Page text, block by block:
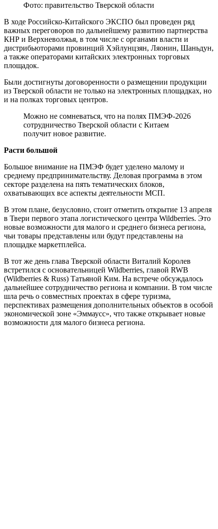
Фото: правительство Тверской области
В ходе Российско-Китайского ЭКСПО был проведен ряд
важных переговоров по дальнейшему развитию партнерства
КНР и Верхневолжья, в том числе с органами власти и
дистрибьюторами провинций Хэйлунцзян, Ляонин, Шаньдун,
а также операторами китайских электронных торговых
площадок.
Были достигнуты договоренности о размещении продукции
из Тверской области не только на электронных площадках, но
и на полках торговых центров.
Можно не сомневаться, что на полях ПМЭФ-2026
сотрудничество Тверской области с Китаем
получит новое развитие.
Расти большой
Большое внимание на ПМЭФ будет уделено малому и
среднему предпринимательству. Деловая программа в этом
секторе разделена на пять тематических блоков,
охватывающих все аспекты деятельности МСП.
В этом плане, безусловно, стоит отметить открытие 13 апреля
в Твери первого этапа логистического центра Wildberries. Это
новые возможности для малого и среднего бизнеса региона,
чьи товары представлены или будут представлены на
площадке маркетплейса.
В тот же день глава Тверской области Виталий Королев
встретился с основательницей Wildberries, главой RWB
(Wildberries & Russ) Татьяной Ким. На встрече обсуждалось
дальнейшее сотрудничество региона и компании. В том числе
шла речь о совместных проектах в сфере туризма,
перспективах размещения дополнительных объектов в особой
экономической зоне «Эммаусс», что также открывает новые
возможности для малого бизнеса региона.